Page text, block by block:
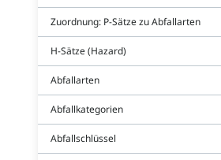
Zuordnung: P-Sätze zu Abfallarten
H-Sätze (Hazard)
Abfallarten
Abfallkategorien
Abfallschlüssel